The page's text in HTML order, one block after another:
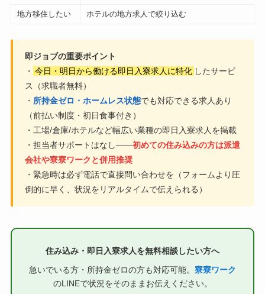
地方移住したい ホテルの地方求人で絞り込む
即ジョブの重要ポイント
・ 今日・明日から働ける即日入寮求人に特化 したサービ
ス（求職者無料）
・ 所持金ゼロ・ホームレス状態でも対応できる求人あり
（前払い制度・初日食事付き）
・工場/倉庫/ホテルなど幅広い業種の即日入寮求人を掲載
・担当者サポートはなし——初めての住み込みの方は派遣
会社や寮寮ワークと併用推奨
・緊急時は必ず電話で直接問い合わせを（フォームより圧
倒的に早く、状況をリアルタイムで伝えられる）
住み込み・即日入寮求人を無料相談したい方へ
急いでいる方・所持金ゼロの方も対応可能。 寮寮ワーク
のLINEで状況をそのままお伝えください。